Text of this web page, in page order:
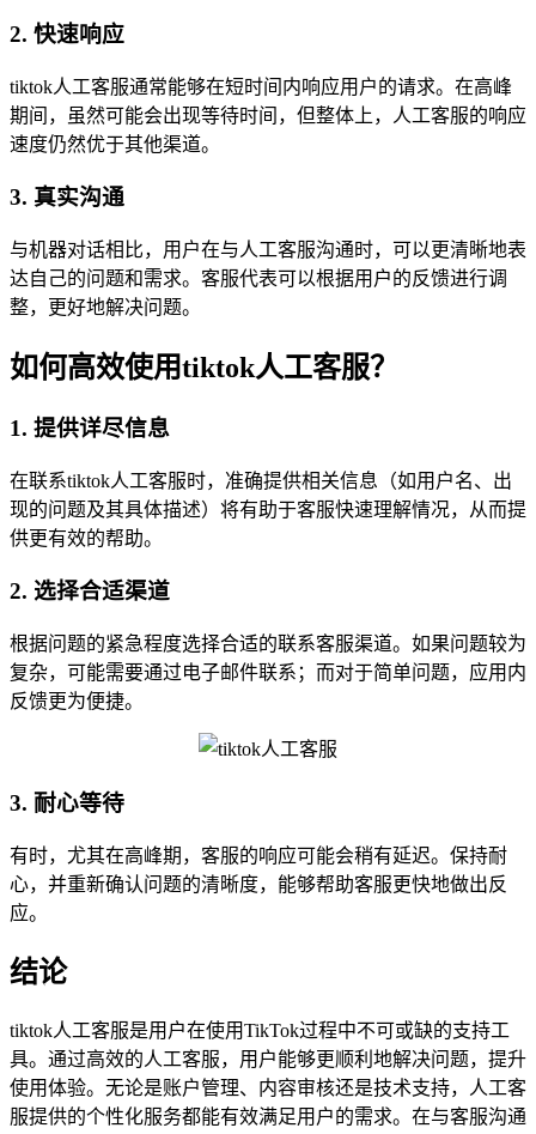
2. 快速响应
tiktok人工客服通常能够在短时间内响应用户的请求。在高峰
期间，虽然可能会出现等待时间，但整体上，人工客服的响应
速度仍然优于其他渠道。
3. 真实沟通
与机器对话相比，用户在与人工客服沟通时，可以更清晰地表
达自己的问题和需求。客服代表可以根据用户的反馈进行调
整，更好地解决问题。
如何高效使用tiktok人工客服？
1. 提供详尽信息
在联系tiktok人工客服时，准确提供相关信息（如用户名、出
现的问题及其具体描述）将有助于客服快速理解情况，从而提
供更有效的帮助。
2. 选择合适渠道
根据问题的紧急程度选择合适的联系客服渠道。如果问题较为
复杂，可能需要通过电子邮件联系；而对于简单问题，应用内
反馈更为便捷。
3. 耐心等待
有时，尤其在高峰期，客服的响应可能会稍有延迟。保持耐
心，并重新确认问题的清晰度，能够帮助客服更快地做出反
应。
结论
tiktok人工客服是用户在使用TikTok过程中不可或缺的支持工
具。通过高效的人工客服，用户能够更顺利地解决问题，提升
使用体验。无论是账户管理、内容审核还是技术支持，人工客
服提供的个性化服务都能有效满足用户的需求。在与客服沟通